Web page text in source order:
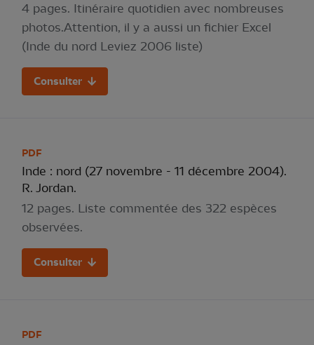
4 pages. Itinéraire quotidien avec nombreuses
photos.Attention, il y a aussi un fichier Excel
(Inde du nord Leviez 2006 liste)
Consulter
PDF
Inde : nord (27 novembre - 11 décembre 2004).
R. Jordan.
12 pages. Liste commentée des 322 espèces
observées.
Consulter
PDF